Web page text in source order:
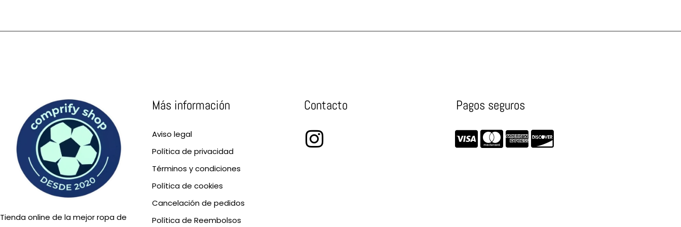
Tienda online de la mejor ropa de
Más información
Aviso legal
Política de privacidad
Términos y condiciones
Política de cookies
Cancelación de pedidos
Política de Reembolsos
Contacto Pagos seguros